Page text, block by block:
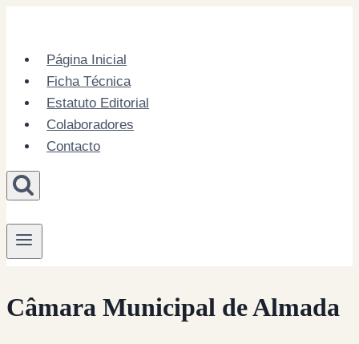
contentPágina Inicial
Ficha Técnica
Estatuto Editorial
Colaboradores
Contacto
Câmara Municipal de Almada